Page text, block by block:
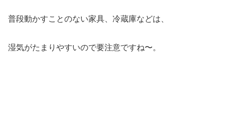
普段動かすことのない家具、冷蔵庫などは、
湿気がたまりやすいので要注意ですね〜。